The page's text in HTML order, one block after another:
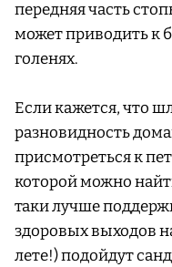
передняя часть
может приводить к
голенях.
Если кажется, что
разновидность
присмотреться к
которой можно
таки лучше
здоровых выходов
лете!) подойдут